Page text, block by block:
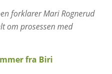
forklarer Mari Rognerud
om prosessen med
fra Biri